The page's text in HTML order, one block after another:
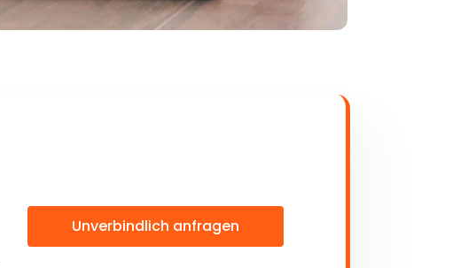
Unverbindlich anfragen